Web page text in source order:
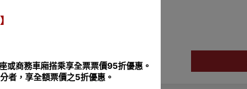
乳、洗髮乳，潤髮乳，身體乳、洗手乳，而不再
帶備品，一同為環保永續盡一份心力。
或商務車廂搭乘享全票票價95折優惠。
者，享全額票價之5折優惠。